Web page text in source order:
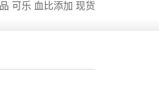
可乐 血比添加 现货